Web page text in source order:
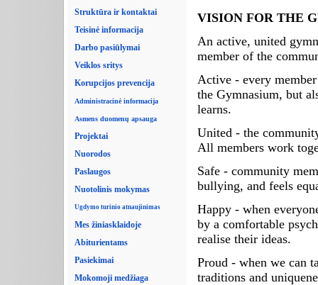
Struktūra ir kontaktai
Teisinė informacija
Darbo pasiūlymai
Veiklos sritys
Korupcijos prevencija
Administracinė informacija
Asmens duomenų apsauga
Projektai
Nuorodos
Paslaugos
Nuotolinis mokymas
Ugdymo turinio atnaujinimas
Mes žiniasklaidoje
Abiturientams
Pasiekimai
Mokomoji medžiaga
VISION FOR THE
An active, united
member of the
Active - every
the Gymnasium, but
learns.
United - the
All members work
Safe - community
bullying, and feels
Happy - when
by a comfortable
realise their ideas.
Proud - when we can
traditions and